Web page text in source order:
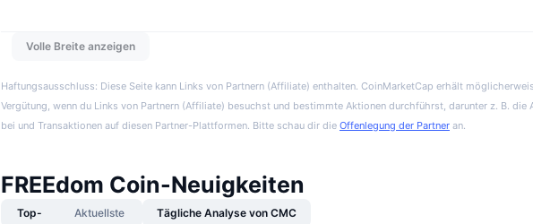
Volle Breite anzeigen
Haftungsausschluss: Diese Seite kann Links von Partnern (Affiliate) enthalten. CoinMarketCap erhält
Vergütung, wenn du Links von Partnern (Affiliate) besuchst und bestimmte Aktionen durchführst, darunter z. B. die
bei und Transaktionen auf diesen Partner-Plattformen. Bitte schau dir die Offenlegung der Partner an.
FREEdom Coin-Neuigkeiten
Top- Aktuellste Tägliche Analyse von CMC